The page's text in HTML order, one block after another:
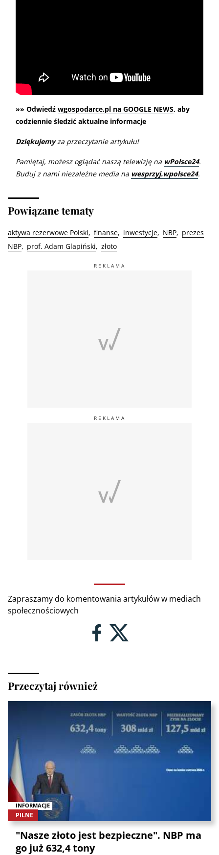
»» Odwiedź wgospodarce.pl na GOOGLE NEWS, aby
codziennie śledzić aktualne informacje
Dziękujemyza przeczytanie artykułu!
Pamiętaj, możesz oglądać naszą telewizję na wPolsce24.
Buduj z nami niezależne media na wesprzyj.wpolsce24.
Powiązane tematy
aktywa rezerwowe Polski finanse inwestycje NBP
prezes
NBP
prof. Adam Glapiński złoto
Zapraszamy do komentowania artykułów w mediach
społecznościowych
Przeczytaj również
INFORMACJE
PILNE
"Nasze złoto jest bezpieczne". NBP ma
go już 632,4 tony